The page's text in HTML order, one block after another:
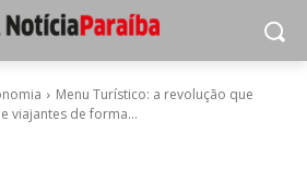
Menu Turístico: a revolução que
viajantes de forma...